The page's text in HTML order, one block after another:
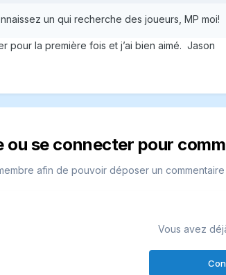
un qui recherche des joueurs, MP moi!
pour la première fois et j’ai bien aimé. Jason
ou se connecter pour
afin de pouvoir déposer un commentaire
Vous avez